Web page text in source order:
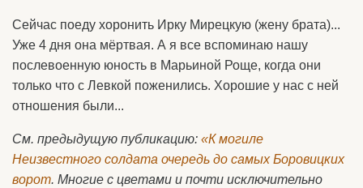
Сейчас поеду хоронить Ирку Мирецкую (жену брата)...
Уже 4 дня она мёртвая. А я все вспоминаю нашу
послевоенную юность в Марьиной Роще, когда они
только что с Левкой поженились. Хорошие у нас с ней
отношения были...
См. предыдущую публикацию: «К могиле
Неизвестного солдата очередь до самых Боровицких
ворот. Многие с цветами и почти исключительно